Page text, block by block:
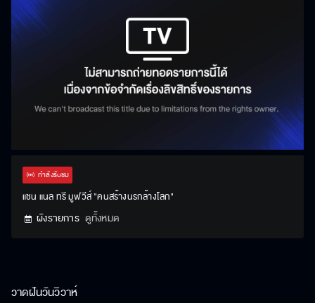
กำลังรับชม
แชน แนล ทรี มูฟวีส์ "คนสร้างนรกล้างโลก"
ผังรายการ ดูทั้งหมด
วาดฝันวันวิวาห์